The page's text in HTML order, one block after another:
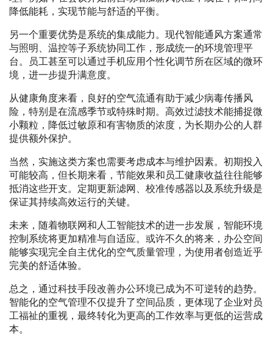
降低能耗，实现节能与舒适的平衡。
另一个重要优势是系统的集成能力。现代智能通风方案通常
与照明、温控等子系统协同工作，形成统一的环境管理平
台。员工甚至可以通过手机应用个性化调节所在区域的微环
境，进一步提升满意度。
从健康角度来看，良好的空气流通有助于减少病毒传播风
险，特别是在流感季节或特殊时期。高效过滤技术能捕捉微
小颗粒，降低过敏原和有害物质的浓度，为长期办公的人群
提供额外保护。
当然，实施这类方案也需要考虑成本与维护因素。初期投入
可能较高，但长期来看，节能效果和员工健康收益往往能够
抵消这些开支。定期更新滤网、校准传感器以及系统升级是
保证其持续高效运行的关键。
未来，随着物联网和人工智能技术的进一步发展，智能环境
控制系统将更加精准与自适应。或许不久的将来，办公空间
能够实现完全自主优化的空气质量管理，为使用者创造近乎
完美的舒适体验。
总之，通过科技手段改善办公环境已成为不可逆转的趋势。
智能化的空气管理不仅提升了空间品质，更体现了企业对员
工福祉的重视，最终转化为更高的工作效率与更低的运营成
本。